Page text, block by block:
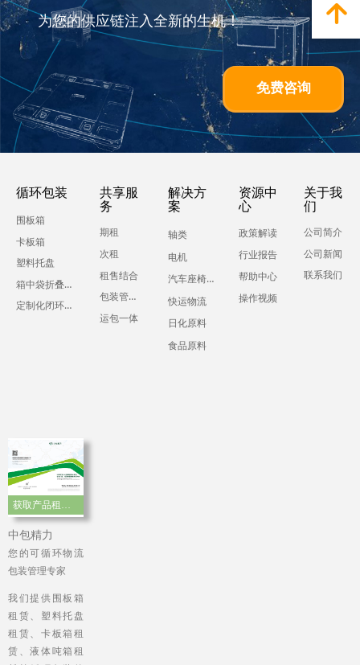
为您的供应链注入全新的生机！
免费咨询
循环包装
围板箱
卡板箱
塑料托盘
箱中袋折叠液体吨箱
定制化闭环运输包装
共享服
务
期租
次租
租售结合
包装管理服务
运包一体
解决方
案
轴类
电机
汽车座椅零部件
快运物流
日化原料
食品原料
资源中
心
政策解读
行业报告
帮助中心
操作视频
获取产品租赁手册
中包精力
您的可循环物流
包装管理专家
我们提供围板箱
租赁、塑料托盘
租赁、卡板箱租
赁、液体吨箱租
关于我
们
公司简介
公司新闻
联系我们
녕